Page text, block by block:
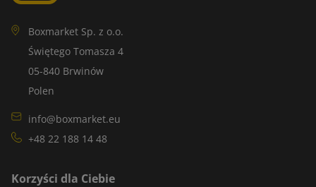
Boxmarket Sp. z o.o.
Świętego Tomasza 4
05-840 Brwinów
Polen
info@boxmarket.eu
+48 22 188 14 48
Korzyści dla Ciebie